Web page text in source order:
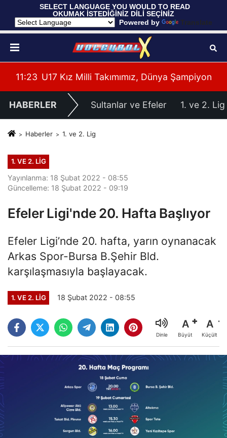
SELECT LANGUAGE YOU WOULD TO READ
OKUMAK İSTEDİĞİNİZ DİLİ SEÇİNİZ
Powered by
Translate
Galibiyetle Başladı
11:21 2026 Akdeniz Oyunları'ndaki Rakiplerimiz
HABERLER Sultanlar ve Efeler 1. ve 2. Lig
Haberler 1. ve 2. Lig
1. VE 2. LIG
Yayınlanma: 18 Şubat 2022 - 08:55
Güncelleme: 18 Şubat 2022 - 09:19
Efeler Ligi'nde 20. Hafta Başlıyor
Efeler Ligi’nde 20. hafta, yarın oynanacak
Arkas Spor-Bursa B.Şehir Bld.
karşılaşmasıyla başlayacak.
1. VE 2. LIG 18 Şubat 2022 - 08:55
Dinle
A
Büyüt
A
Küçült